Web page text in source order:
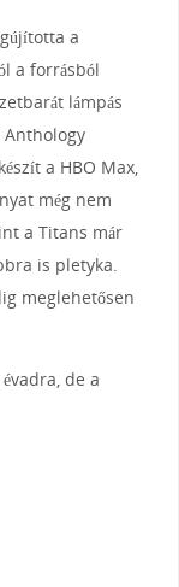
a
a forrásból
lámpás
a HBO Max,
még nem
a Titans már
is pletyka.
meglehetősen
de a